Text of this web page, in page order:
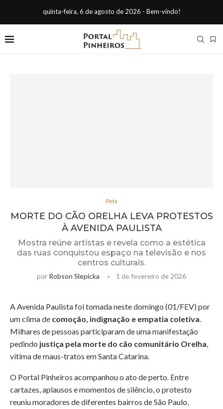
quinta-feira, 6 de agosto de 2026 - Bem-vindo!
Pets
MORTE DO CÃO ORELHA LEVA PROTESTOS
À AVENIDA PAULISTA
Mostra reúne artistas e revela como a estética
das ruas conquistou espaço na televisão e nos
centros culturais.
por Robson Slepicka 1 de fevereiro de 2026
A Avenida Paulista foi tomada neste domingo (01/FEV) por
um clima de comoção, indignação e empatia coletiva.
Milhares de pessoas participaram de uma manifestação
pedindo justiça pela morte do cão comunitário Orelha,
vítima de maus-tratos em Santa Catarina.
O Portal Pinheiros acompanhou o ato de perto. Entre
cartazes, aplausos e momentos de silêncio, o protesto
reuniu moradores de diferentes bairros de São Paulo,